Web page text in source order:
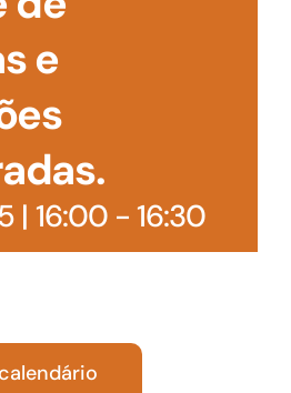
e
| 16:00- 16:30